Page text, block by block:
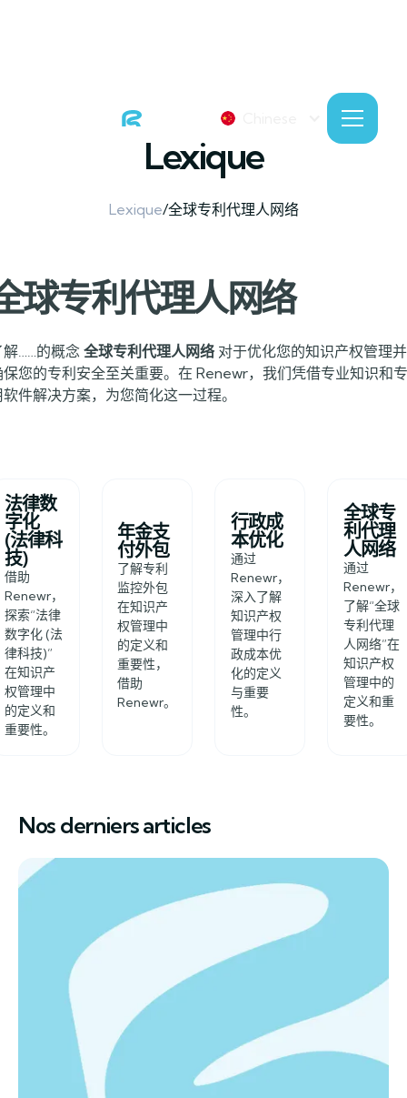
Lexique
Lexique/全球专利代理人网络
球专利代理人网络
解……的概念 全球专利代理人网络对于优化您的知识产权管理并
保您的专利安全至关重要。在 Renewr，我们凭借专业知识和专
件解决方案，为您简化这一过程。
法律数
字化
(法律科
技)
借助
Renewr，
探索“法律
数字化 (法
律科技)”
在知识产
权管理中
的定义和
重要性。
年金支
付外包
了解专利
监控外包
在知识产
权管理中
的定义和
重要性，
借助
Renewr。
行政成
本优化
通过
Renewr，
深入了解
知识产权
管理中行
政成本优
化的定义
与重要
性。
全球专
利代理
人网络
通过
Renewr，
了解“全球
专利代理
人网络”在
知识产权
管理中的
定义和重
要性。
Nos derniers articles